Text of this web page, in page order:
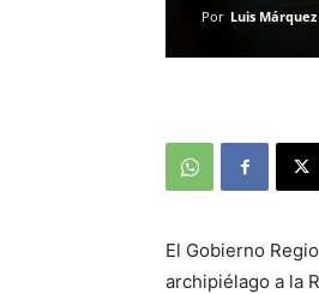
Por Luis Márquez
El Gobierno
archipiélago a la